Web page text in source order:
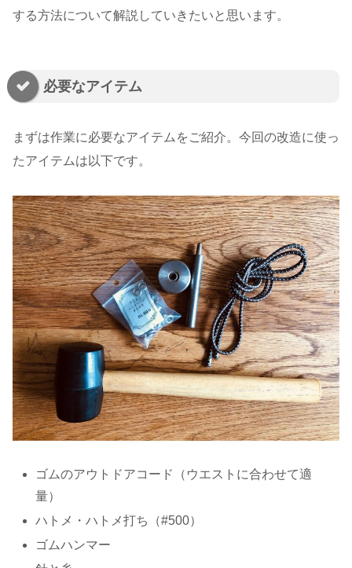
する方法について解説していきたいと思います。
必要なアイテム
まずは作業に必要なアイテムをご紹介。今回の改造に使っ
たアイテムは以下です。
ゴムのアウトドアコード（ウエストに合わせて適
量）
ハトメ・ハトメ打ち（#500）
ゴムハンマー